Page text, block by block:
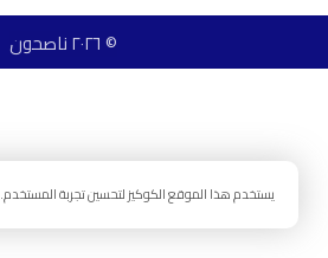
© ٢٠٢٦ ناصحون
يستخدم هذا الموقع الكوكيز لتحسين تجربة المستخدم.